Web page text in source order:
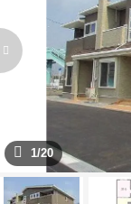
1/20